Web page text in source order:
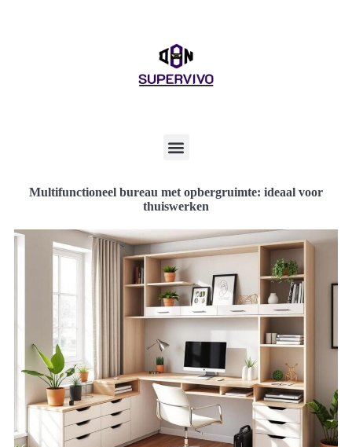
Multifunctioneel bureau met opbergruimte: ideaal voor
thuiswerken